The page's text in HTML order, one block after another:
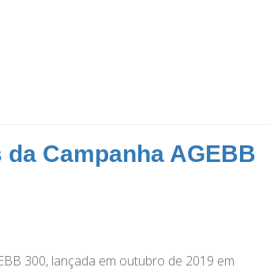
da Campanha AGEBB
300, lançada em outubro de 2019 em